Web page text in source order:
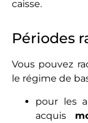
caisse.
Périodes
Vous pouvez
le régime de
pour les
acquis